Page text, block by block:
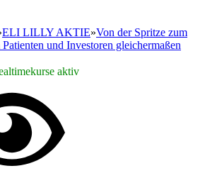
ELI LILLY AKTIE»Von der Spritze zum
und Investoren gleichermaßen
aktiv